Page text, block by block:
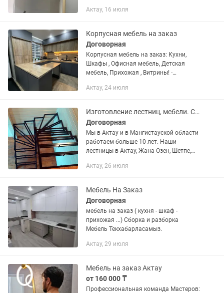
Актау, 16 июля
Корпусная мебель на заказ
Договорная
Корпусная мебель на заказ: Кухни,
Шкафы , Офисная мебель, Детская
мебель, Прихожая , Витрины! -
мебель или мебель на всю квартиру и
Актау, 24 июля
Изготовление лестниц, мебели. Сварочные работы.
Договорная
Мы в Актау и в Мангистауской области
работаем больше 10 лет. Наши
лестницы в Актау, Жана Озен, Шетпе,
Изготовим, установим, а также
Актау, 26 июля
Мебель На Заказ
Договорная
мебель на заказ ( кухня - шкаф -
прихожая ...) Сборка и разборка
Мебель Текхабарласамыз.
Актау, 29 июля
Мебель на заказ Актау
от 160 000 ₸
Профессиональная команда Мастеров: